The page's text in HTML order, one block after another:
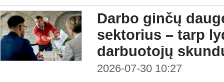
Darbo ginčų
sektorius – tarp
darbuotojų
2026-07-30 10:27